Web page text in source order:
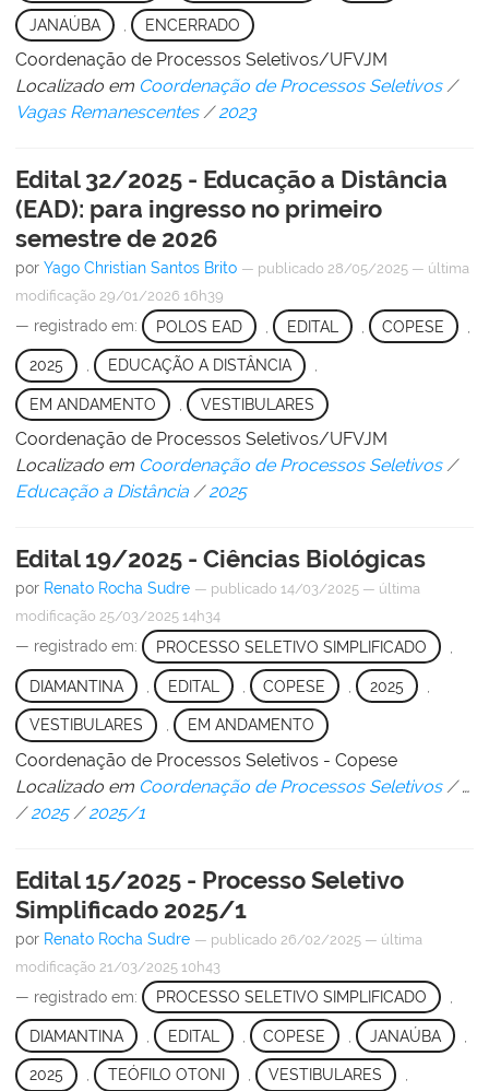
JANAÚBA ENCERRADO
Coordenação de Processos Seletivos/UFVJM
Localizado em Coordenação de Processos Seletivos /
Vagas Remanescentes /2023
Edital 32/2025 - Educação a Distância
(EAD): para ingresso no primeiro
semestre de 2026
por Yago Christian Santos Brito — publicado 28/05/2025 — última
modificação 29/01/2026 16h39
— registrado em: POLOS EAD EDITAL COPESE
2025 , EDUCAÇÃO A DISTÂNCIA ,
EM ANDAMENTO VESTIBULARES
Coordenação de Processos Seletivos/UFVJM
Localizado em Coordenação de Processos Seletivos /
Educação a Distância /2025
Edital 19/2025 - Ciências Biológicas
por Renato Rocha Sudre — publicado 14/03/2025 — última
modificação 25/03/2025 14h34
— registrado em: PROCESSO SELETIVO SIMPLIFICADO
DIAMANTINA EDITAL COPESE , 2025
VESTIBULARES , EM ANDAMENTO
Coordenação de Processos Seletivos - Copese
Localizado em Coordenação de Processos Seletivos /…
/2025 /2025/1
Edital 15/2025 - Processo Seletivo
Simplificado 2025/1
por Renato Rocha Sudre — publicado 26/02/2025 — última
modificação 21/03/2025 10h43
— registrado em: PROCESSO SELETIVO SIMPLIFICADO
DIAMANTINA EDITAL COPESE , JANAÚBA
2025 , TEÓFILO OTONI , VESTIBULARES ,